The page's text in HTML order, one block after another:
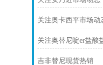
关注奥卡西平市场动
关注奥替尼啶er盐酸
吉非替尼现货热销